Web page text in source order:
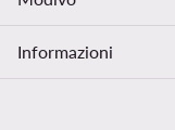
Informazioni